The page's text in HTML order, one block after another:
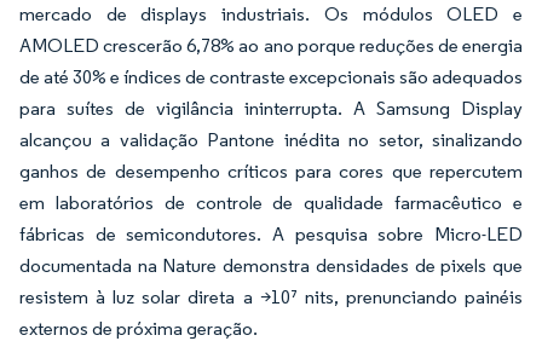
mercado de displays industriais. Os módulos OLED e
AMOLED crescerão 6,78% ao ano porque reduções de energia
de até 30% e índices de contraste excepcionais são adequados
para suítes de vigilância ininterrupta. A Samsung Display
alcançou a validação Pantone inédita no setor, sinalizando
ganhos de desempenho críticos para cores que repercutem
em laboratórios de controle de qualidade farmacêutico e
fábricas de semicondutores. A pesquisa sobre Micro-LED
documentada na Nature demonstra densidades de pixels que
resistem à luz solar direta a >10⁷ nits, prenunciando painéis
externos de próxima geração.